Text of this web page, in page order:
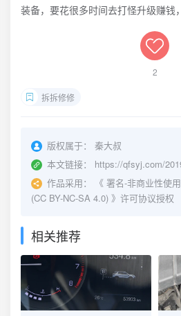
装备，要花很多时间去打怪升级赚钱
2
拆拆修修
版权属于：
秦大叔
本文链接：
https://qfsyj.com/
作品采用：
《 署名-非商业性使
(CC BY-NC-SA 4.0) 》许可协议授权
相关推荐